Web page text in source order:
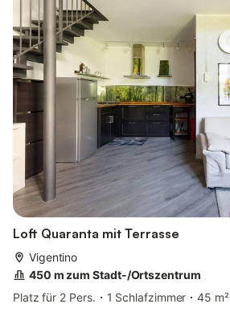
Loft Quaranta mit Terrasse
Vigentino
450 m zum Stadt-/Ortszentrum
Platz für 2 Pers.
1 Schlafzimmer
45 m²